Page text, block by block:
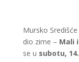
Mursko
dio zime – Mali
se u subotu,